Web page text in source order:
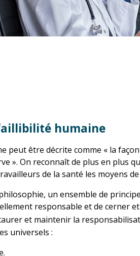
humaine
peut être décrite comme « la
». On reconnaît de plus en plus
de la santé les moyens
un ensemble de
responsable et de cerner
et maintenir la
universels :